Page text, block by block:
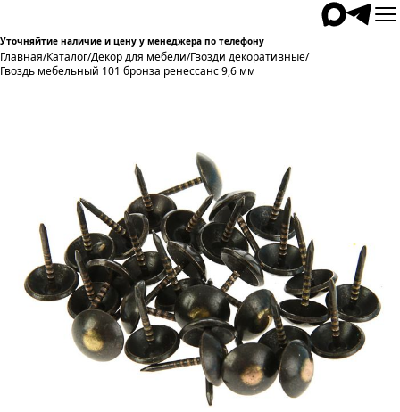
Уточняйтие наличие и цену у менеджера по телефону
Главная/Каталог/Декор для мебели/Гвозди декоративные/
Гвоздь мебельный 101 бронза ренессанс 9,6 мм